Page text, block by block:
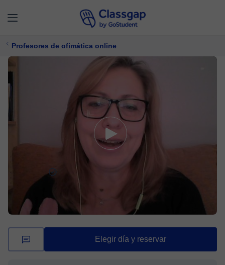
Profesores de ofimática online
Maria H.
5,0 (84)
108 clases
Ofimática
25 €/
clase
Elegir día y reservar